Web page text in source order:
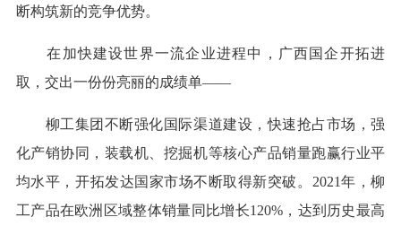
断构筑新的竞争优势。
在加快建设世界一流企业进程中，广西国企开拓进
取，交出一份份亮丽的成绩单——
柳工集团不断强化国际渠道建设，快速抢占市场，强
化产销协同，装载机、挖掘机等核心产品销量跑赢行业平
均水平，开拓发达国家市场不断取得新突破。2021年，柳
工产品在欧洲区域整体销量同比增长120%，达到历史最高